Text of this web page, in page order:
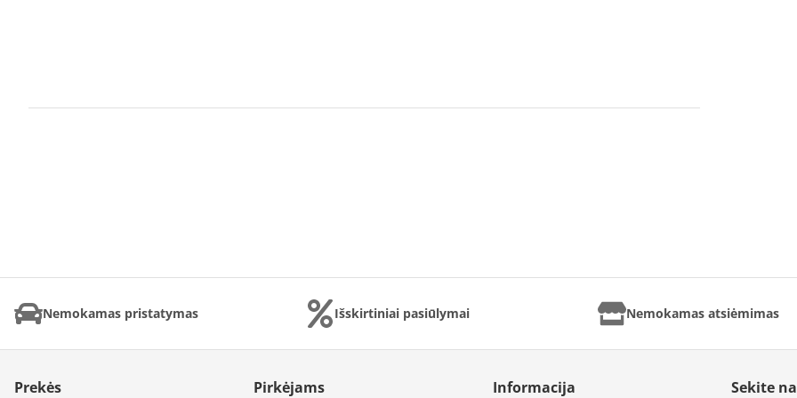
Nemokamas pristatymas Išskirtiniai pasiūlymai Nemokamas atsiėmimas
Prekės Pirkėjams Informacija Sekite